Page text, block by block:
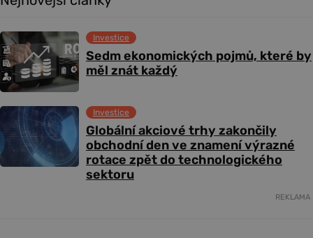
Sedm ekonomických pojmů, které by
měl znát každý
Investice
Globální akciové trhy zakončily
obchodní den ve znamení výrazné
rotace zpět do technologického
sektoru
Investice
REKLAMA